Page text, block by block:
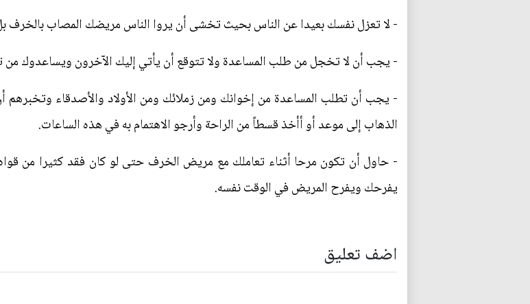
- لا تعزل نفسك بعيدا عن الناس بحيث تخشى أن يروا الناس مريضك المصاب بالخرف
- يجب أن لا تخجل من طلب المساعدة ولا تتوقع أن يأتي إليك الآخرون ويساعدوك من
- يجب أن تطلب المساعدة من إخوانك ومن زملائك ومن الأولاد والأصدقاء
الذهاب إلى موعد أو أأخذ قسطاً من الراحة وأرجو الاهتمام به في هذه الساعات.
- حاول أن تكون مرحا أثناء تعاملك مع مريض الخرف حتى لو كان فقد كثيرا من قواه
يفرحك ويفرح المريض في الوقت نفسه.
اضف تعليق